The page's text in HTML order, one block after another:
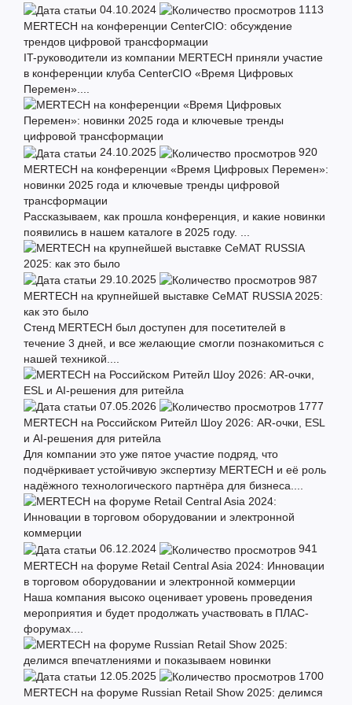
04.10.2024
1113
MERTECH на конференции CenterCIO: обсуждение
трендов цифровой трансформации
IT-руководители из компании MERTECH приняли участие
в конференции клуба CenterCIO «Время Цифровых
Перемен»....
24.10.2025
920
MERTECH на конференции «Время Цифровых Перемен»:
новинки 2025 года и ключевые тренды цифровой
трансформации
Рассказываем, как прошла конференция, и какие новинки
появились в нашем каталоге в 2025 году. ...
29.10.2025
987
MERTECH на крупнейшей выставке CeMAT RUSSIA 2025:
как это было
Стенд MERTECH был доступен для посетителей в
течение 3 дней, и все желающие смогли познакомиться с
нашей техникой....
07.05.2026
1777
MERTECH на Российском Ритейл Шоу 2026: AR-очки, ESL
и AI-решения для ритейла
Для компании это уже пятое участие подряд, что
подчёркивает устойчивую экспертизу MERTECH и её роль
надёжного технологического партнёра для бизнеса....
06.12.2024
941
MERTECH на форуме Retail Central Asia 2024: Инновации
в торговом оборудовании и электронной коммерции
Наша компания высоко оценивает уровень проведения
мероприятия и будет продолжать участвовать в ПЛАС-
форумах....
12.05.2025
1700
MERTECH на форуме Russian Retail Show 2025: делимся